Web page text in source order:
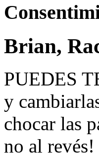
Brian,
PUEDES
y
chocar las
no al revés!